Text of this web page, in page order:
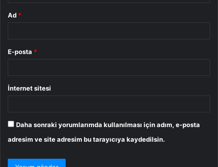
Ad *
E-posta *
İnternet sitesi
Daha sonraki yorumlarımda kullanılması için adım, e-posta
adresim ve site adresim bu tarayıcıya kaydedilsin.